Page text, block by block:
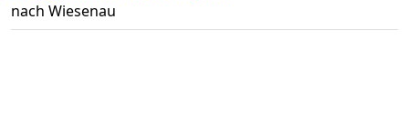
nach Wiesenau